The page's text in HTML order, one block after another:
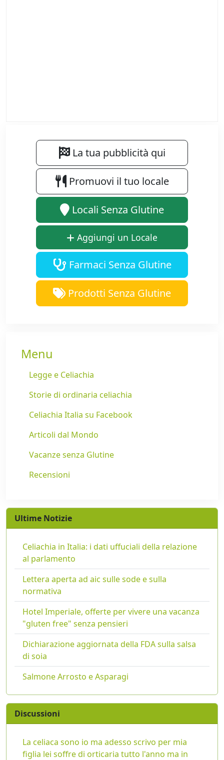
La tua pubblicità qui
Promuovi il tuo locale
Locali Senza Glutine
Aggiungi un Locale
Farmaci Senza Glutine
Prodotti Senza Glutine
Menu
Legge e Celiachia
Storie di ordinaria celiachia
Celiachia Italia su Facebook
Articoli dal Mondo
Vacanze senza Glutine
Recensioni
Ultime Notizie
Celiachia in Italia: i dati uffuciali della relazione
al parlamento
Lettera aperta ad aic sulle sode e sulla
normativa
Hotel Imperiale, offerte per vivere una vacanza
"gluten free" senza pensieri
Dichiarazione aggiornata della FDA sulla salsa
di soia
Salmone Arrosto e Asparagi
Discussioni
La celiaca sono io ma adesso scrivo per mia
figlia lei soffre di orticaria tutto l'anno ma in